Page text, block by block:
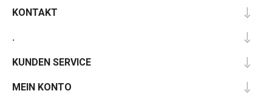
KONTAKT
.
KUNDEN SERVICE
MEIN KONTO